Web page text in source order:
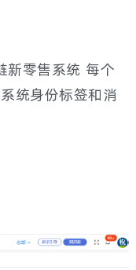
新零售系统 每个
统身份标签和消